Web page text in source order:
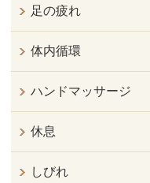
足の疲れ
体内循環
ハンドマッサージ
休息
しびれ